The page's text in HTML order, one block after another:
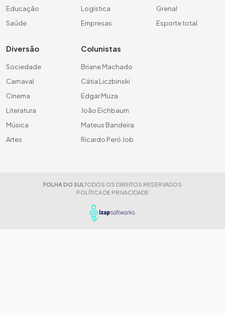
Educação
Saúde
Logística
Empresas
Grenal
Esporte total
Diversão
Sociedade
Carnaval
Cinema
Literatura
Música
Artes
Colunistas
Briane Machado
Cátia Liczbinski
Edgar Muza
João Eichbaum
Mateus Bandeira
Ricardo Peró Job
FOLHA DO SUL TODOS OS DIREITOS RESERVADOS
POLÍTICA DE PRIVACIDADE